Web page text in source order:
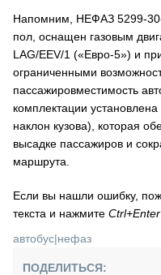
Напомним, НЕФАЗ 5299-
пол, оснащен газовым
LAG/EEV/1 («Евро-5») и
ограниченными
пассажировместимость
комплектации
наклон кузова), которая
высадке пассажиров и
маршрута.
Если вы нашли ошибку,
текста и нажмите Ctrl+Enter
автобус|нефаз
ПОДЕЛИТЬСЯ: